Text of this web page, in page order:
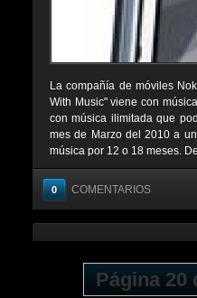
La compañía de móviles
With Music" viene con
con música ilimitada que
mes de Marzo del 2010 a
música por 12 o 18 meses.
0 COMENTARIOS
Página 20